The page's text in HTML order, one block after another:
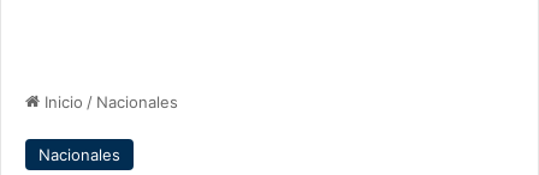
Inicio / Nacionales
Nacionales